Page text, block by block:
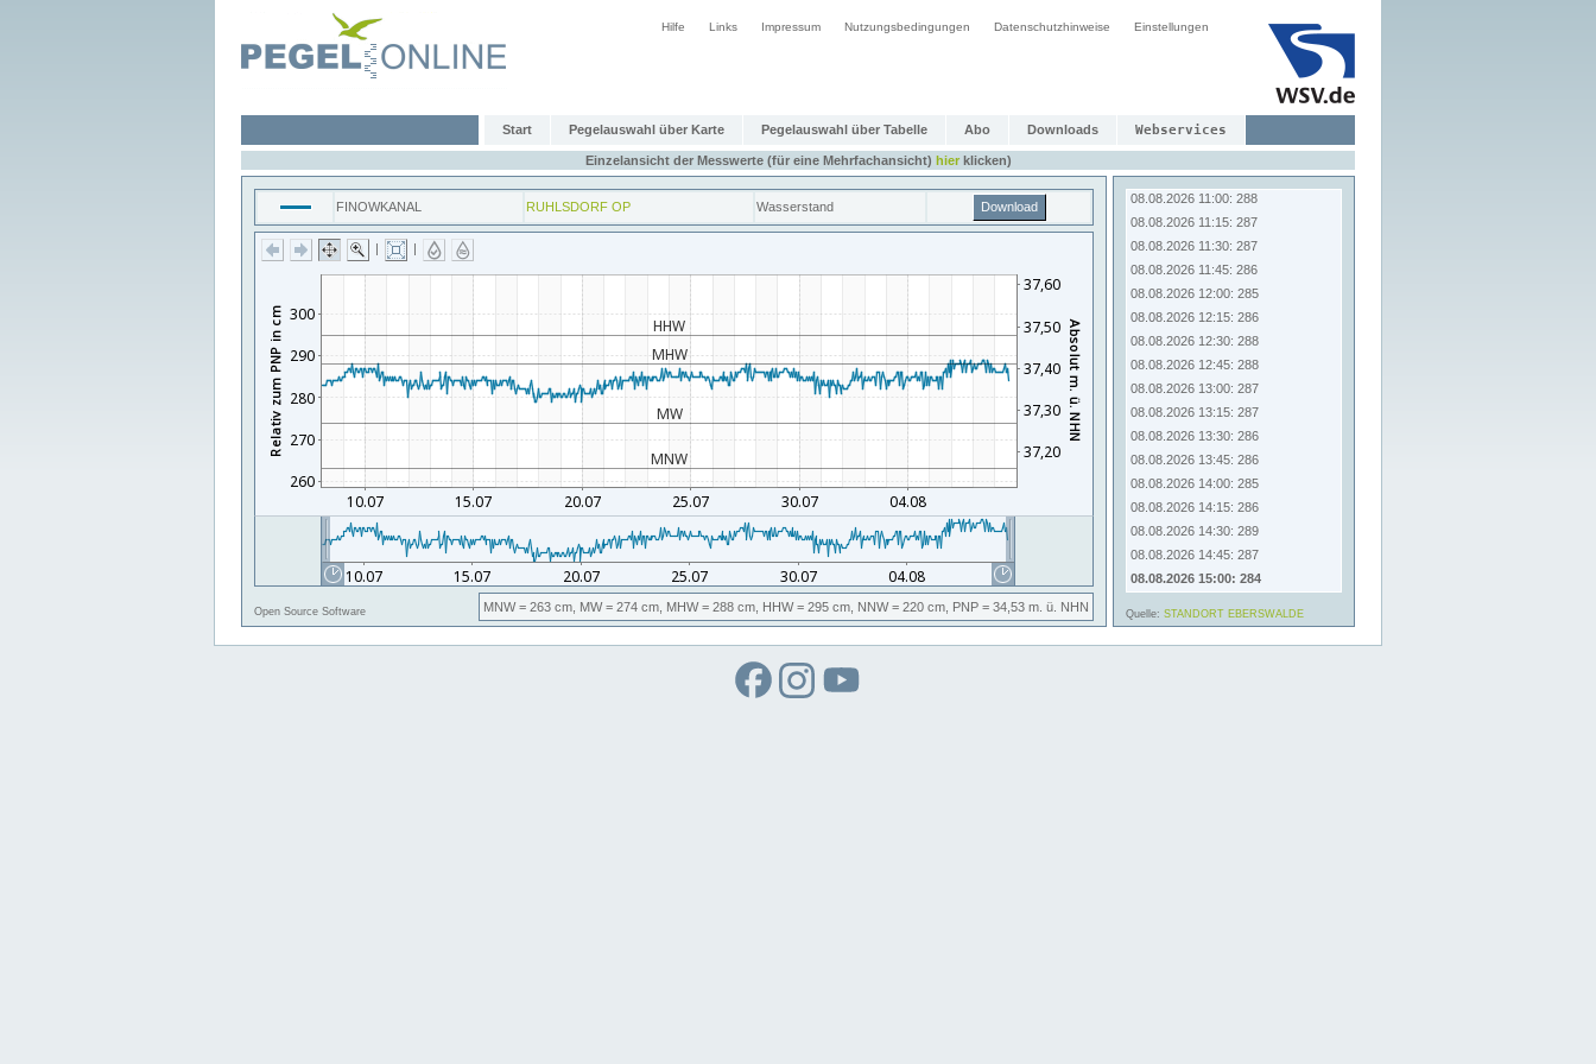
Hilfe Links Impressum Nutzungsbedingungen Datenschutzhinweise Einstellungen
Start Pegelauswahl über Karte Pegelauswahl über Tabelle Abo Downloads Webservices
Einzelansicht der Messwerte (für eine Mehrfachansicht) hierklicken)
FINOWKANAL RUHLSDORF OP Wasserstand Download
| |
Open Source Software MNW= 263 cm, MW= 274 cm, MHW= 288 cm, HHW= 295 cm, NNW= 220 cm, PNP = 34,53 m. ü. NHN
08.08.2026 09:15: 287
08.08.2026 10:15: 285
08.08.2026 10:30: 285
08.08.2026 10:45: 287
08.08.2026 11:00: 288
08.08.2026 11:15: 287
08.08.2026 11:30: 287
08.08.2026 11:45: 286
08.08.2026 12:00: 285
08.08.2026 12:15: 286
08.08.2026 12:30: 288
08.08.2026 12:45: 288
08.08.2026 13:00: 287
08.08.2026 13:15: 287
08.08.2026 13:30: 286
08.08.2026 13:45: 286
08.08.2026 14:00: 285
08.08.2026 14:15: 286
08.08.2026 14:30: 289
08.08.2026 14:45: 287
08.08.2026 15:00: 284
Quelle: STANDORT EBERSWALDE